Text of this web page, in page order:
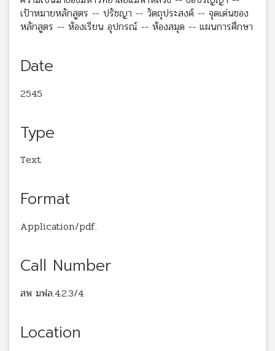
เป้าหมายหลักสูตร -- ปรัชญา -- วัตถุประสงค์ -- จุดเด่นของ
หลักสูตร -- ห้องเรียน อุปกรณ์ -- ห้องสมุด -- แผนการศึกษา
Date
2545
Type
Text
Format
Application/pdf.
Call Number
สพ มฟล.4.2.3/4
Location